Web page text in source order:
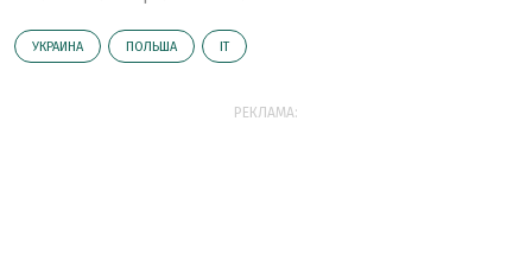
УКРАИНА ПОЛЬША ІТ
РЕКЛАМА: